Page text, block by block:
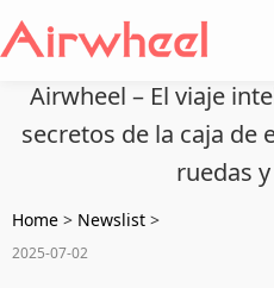
Airwheel – El viaje
secretos de la caja de
ruedas
Home > Newslist >
2025-07-02